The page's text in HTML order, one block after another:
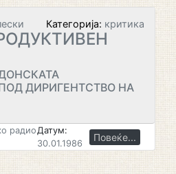
Категорија: критика
ДИРИГЕНТСТВО НА
радиоДатум:
30.01.1986
Повеќе...